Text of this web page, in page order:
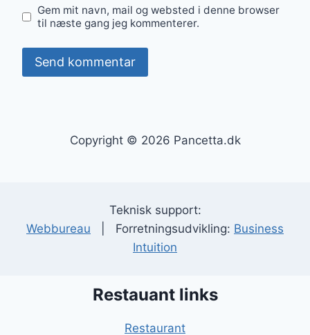
Gem mit navn, mail og websted i denne browser
til næste gang jeg kommenterer.
Copyright © 2026 Pancetta.dk
Teknisk support:
Webbureau | Forretningsudvikling: Business
Intuition
Restauant links
Restaurant